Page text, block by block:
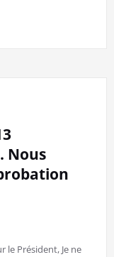
Nous
le Président, Je ne